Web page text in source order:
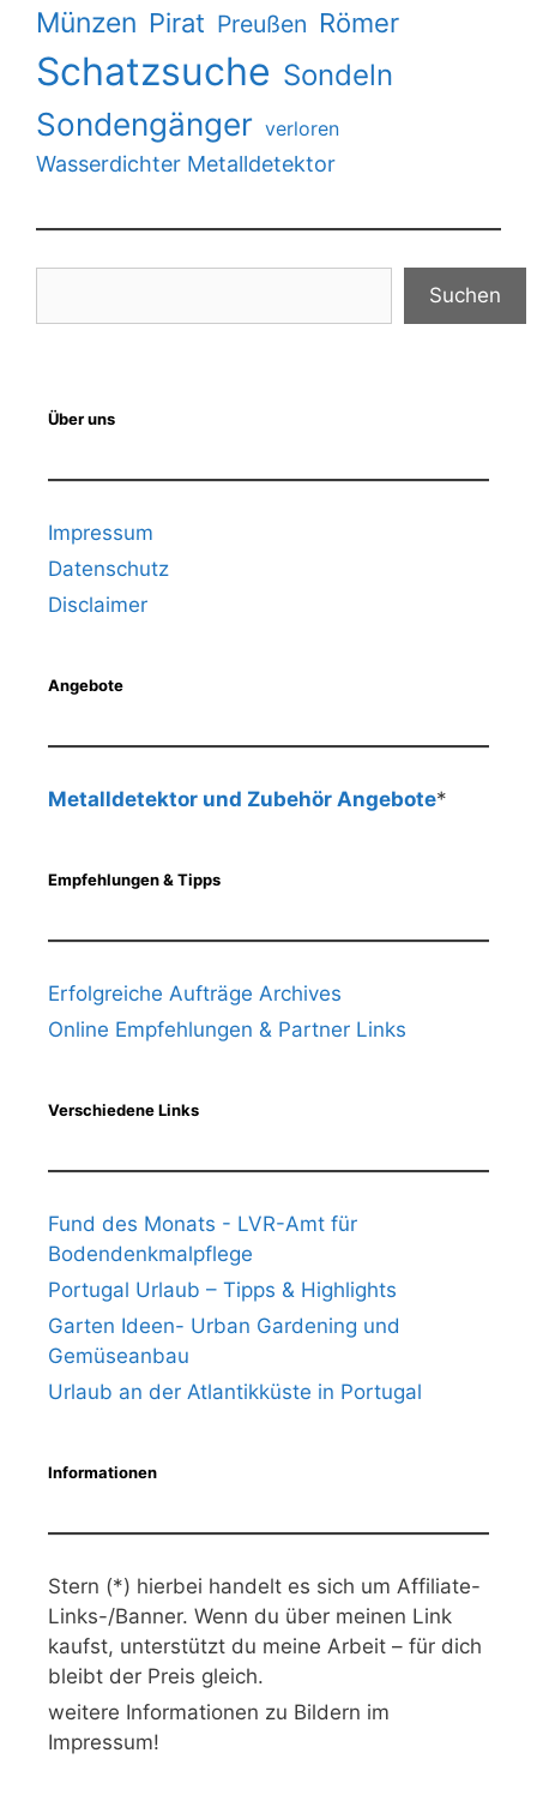
Münzen Pirat Preußen Römer
Schatzsuche Sondeln
Sondengänger verloren
Wasserdichter Metalldetektor
Suchen
Über uns
Impressum
Datenschutz
Disclaimer
Angebote
Metalldetektor und Zubehör Angebote*
Empfehlungen & Tipps
Erfolgreiche Aufträge Archives
Online Empfehlungen & Partner Links
Verschiedene Links
Fund des Monats - LVR-Amt für
Bodendenkmalpflege
Portugal Urlaub – Tipps & Highlights
Garten Ideen- Urban Gardening und
Gemüseanbau
Urlaub an der Atlantikküste in Portugal
Informationen
Stern (*) hierbei handelt es sich um Affiliate-
Links-/Banner. Wenn du über meinen Link
kaufst, unterstützt du meine Arbeit – für dich
bleibt der Preis gleich.
weitere Informationen zu Bildern im
Impressum!